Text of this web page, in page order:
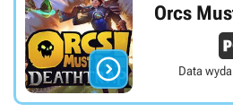

Orcs
Data